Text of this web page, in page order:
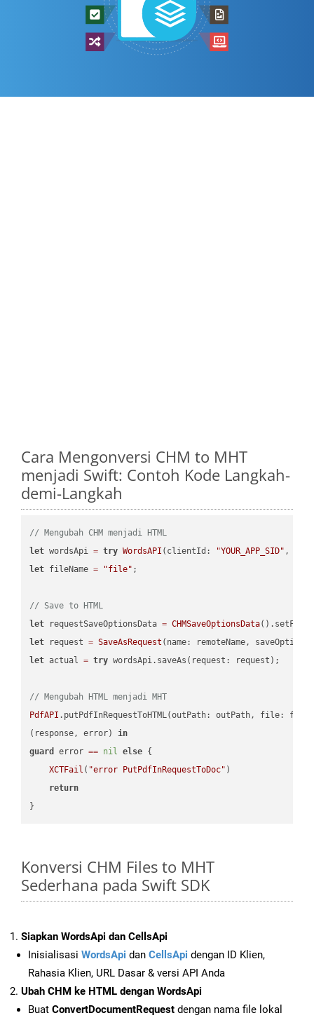
Cara Mengonversi CHM to MHT
menjadi Swift: Contoh Kode Langkah-
demi-Langkah
// Mengubah CHM menjadi HTML
let wordsApi = try WordsAPI (clientId: "YOUR_APP_SID" ,
let fileName = "file" ;
// Save to HTML
let requestSaveOptionsData = CHMSaveOptionsData
let request = SaveAsRequest (name: remoteName,
let actual = try wordsApi.saveAs(request: request);
// Mengubah HTML menjadi MHT
PdfAPI .putPdfInRequestToHTML(outPath: outPath, file: file.
(response, error) in
guard
error == nil else {
XCTFail ( "error PutPdfInRequestToDoc" )
return
Konversi CHM Files to MHT
Sederhana pada Swift SDK
Siapkan WordsApi dan CellsApi
Inisialisasi WordsApi dan CellsApi dengan ID Klien,
Rahasia Klien, URL Dasar & versi API Anda
Ubah CHM ke HTML dengan WordsApi
Buat ConvertDocumentRequest dengan nama file lokal